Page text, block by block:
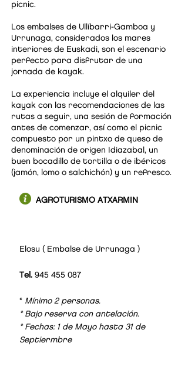
picnic.
Los embalses de Ullíbarri-Gamboa y
Urrunaga, considerados los mares
interiores de Euskadi, son el escenario
perfecto para disfrutar de una
jornada de kayak.
La experiencia incluye el alquiler del
kayak con las recomendaciones de las
rutas a seguir, una sesión de formación
antes de comenzar, así como el picnic
compuesto por un pintxo de queso de
denominación de origen Idiazabal, un
buen bocadillo de tortilla o de ibéricos
(jamón, lomo o salchichón) y un refresco.
AGROTURISMO ATXARMIN
Elosu ( Embalse de Urrunaga )
Tel. 945 455 087
* Mínimo 2 personas.
* Bajo reserva con antelación.
* Fechas: 1 de Mayo hasta 31 de
Septiermbre